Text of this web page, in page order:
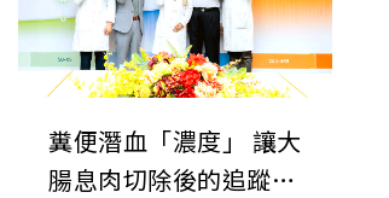
糞便潛血「濃度」 讓大
腸息肉切除後的追蹤更